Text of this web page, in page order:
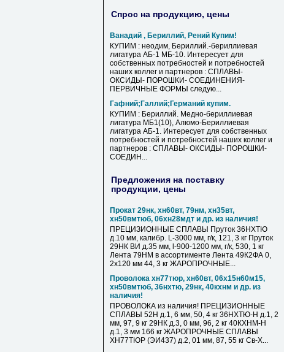
Спрос на продукцию, цены
Ванадий , Бериллий, Рений Купим!
КУПИМ : неодим, Бериллий.-бериллиевая
лигатура АБ-1 МБ-10. Интересует для
собственных потребностей и потребностей
наших коллег и партнеров : СПЛАВЫ-
ОКСИДЫ- ПОРОШКИ- СОЕДИНЕНИЯ-
ПЕРВИЧНЫЕ ФОРМЫ следую...
Гафний;Галлий;Германий купим.
КУПИМ : Бериллий. Медно-бериллиевая
лигатура МБ1(10), Алюмо-Бериллиевая
лигатура АБ-1. Интересует для собственных
потребностей и потребностей наших коллег и
партнеров : СПЛАВЫ- ОКСИДЫ- ПОРОШКИ-
СОЕДИН...
Предложения на поставку
продукции, цены
Прокат 29нк, хн60вт, 79нм, хн35вт,
хн50вмтюб, 06хн28мдт и др. из наличия!
ПРЕЦИЗИОННЫЕ СПЛАВЫ Пруток 36НХТЮ
д.10 мм, калибр. L-3000 мм, г/к, 121, 3 кг Пруток
29НК ВИ д.35 мм, l-900-1200 мм, г/к, 530, 1 кг
Лента 79НМ в ассортименте Лента 49К2ФА 0,
2х120 мм 44, 3 кг ЖАРОПРОЧНЫЕ...
Проволока хн77тюр, хн60вт, 06х15н60м15,
хн50вмтюб, 36нхтю, 29нк, 40кхнм и др. из
наличия!
ПРОВОЛОКА из наличия! ПРЕЦИЗИОННЫЕ
СПЛАВЫ 52Н д.1, 6 мм, 50, 4 кг 36НХТЮ-Н д.1, 2
мм, 97, 9 кг 29НК д.3, 0 мм, 96, 2 кг 40КХНМ-Н
д.1, 3 мм 166 кг ЖАРОПРОЧНЫЕ СПЛАВЫ
ХН77ТЮР (ЭИ437) д.2, 01 мм, 87, 55 кг Св-Х...